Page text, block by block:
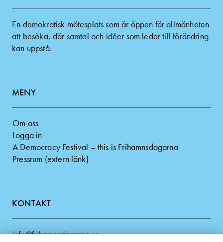
En demokratisk mötesplats som är öppen för allmänheten
att besöka, där samtal och idéer som leder till förändring
kan uppstå.
MENY
Om oss
Logga in
A Democracy Festival – this is Frihamnsdagarna
Pressrum (extern länk)
KONTAKT
info@frihamnsdagarna.se